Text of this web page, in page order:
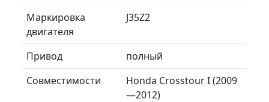
Маркировка
двигателя
J35Z2
Привод
полный
Совместимости
Honda Crosstour I (2009
—2012)